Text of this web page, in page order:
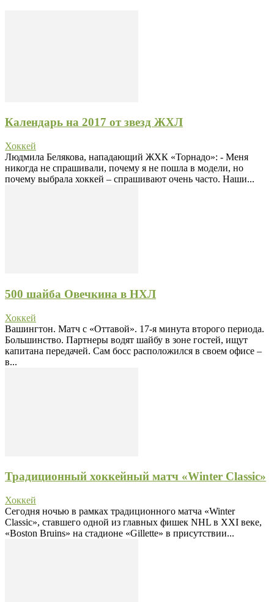
Календарь на 2017 от звезд ЖХЛ
Хоккей
Людмила Белякова, нападающий ЖХК «Торнадо»: - Меня
никогда не спрашивали, почему я не пошла в модели, но
почему выбрала хоккей – спрашивают очень часто. Наши...
500 шайба Овечкина в НХЛ
Хоккей
Вашингтон. Матч с «Оттавой». 17-я минута второго периода.
Большинство. Партнеры водят шайбу в зоне гостей, ищут
капитана передачей. Сам босс расположился в своем офисе –
в...
Традиционный хоккейный матч «Winter Classic»
Хоккей
Сегодня ночью в рамках традиционного матча «Winter
Classic», ставшего одной из главных фишек NHL в XXI веке,
«Boston Bruins» на стадионе «Gillette» в присутствии...